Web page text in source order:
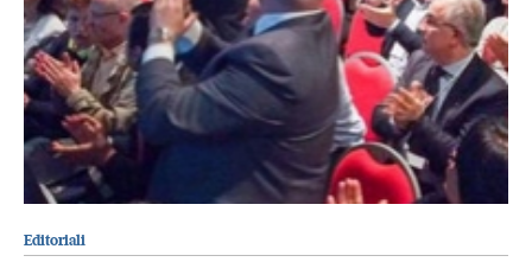
Editoriali